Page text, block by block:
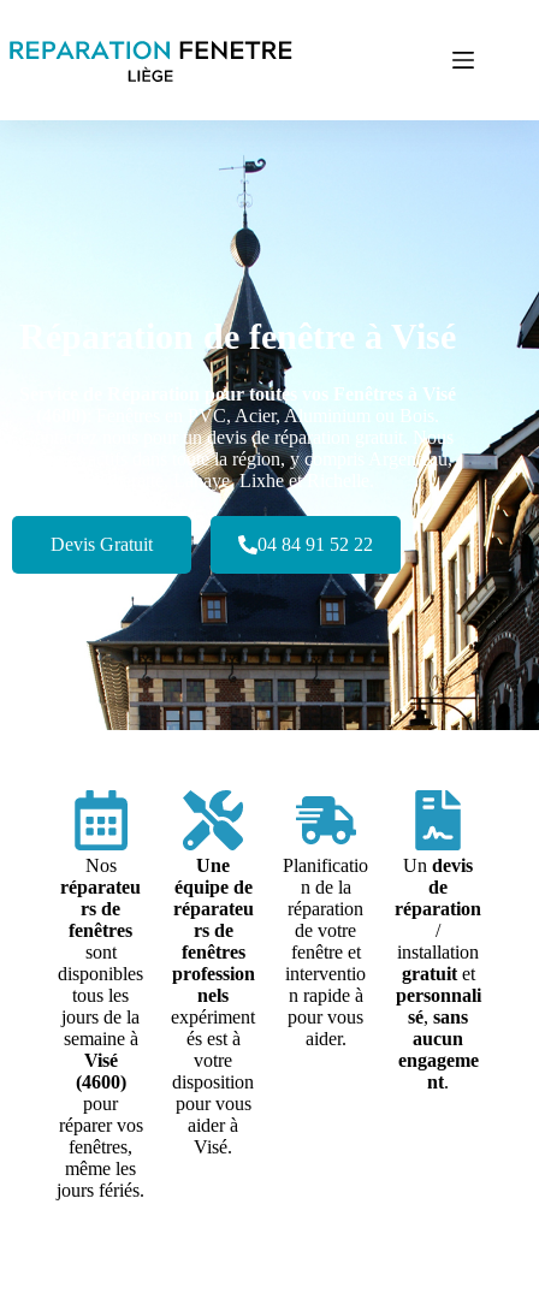
Réparation de fenêtre à Visé
Service de Réparation pour toutes vos Fenêtres à Visé
: Fenêtres en PVC, Acier, Aluminium ou Bois.
Contactez nous pour un devis de réparation gratuit. Nous
sommes actifs dans toute la région, y compris Argenteau,
Cheratte, Lanaye, Lixhe et Richelle.
Devis Gratuit 04 84 91 52 22
Nos
réparateu
rs de
fenêtres
sont
disponibles
tous les
jours de la
semaine à
Visé
(4600)
pour
réparer vos
fenêtres,
même les
jours fériés.
Une
équipe de
réparateu
rs de
fenêtres
profession
nels
expériment
és est à
votre
disposition
pour vous
aider à
Visé.
Planificatio
n de la
réparation
de votre
fenêtre et
interventio
n rapide à
pour vous
aider.
Undevis
de
réparation
/
installation
gratuitet
personnali
sé,sans
aucun
engageme
nt.